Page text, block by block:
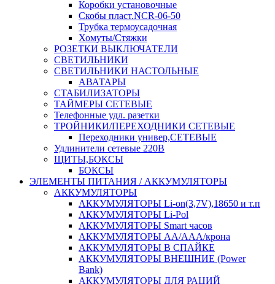
Коробки установочные
Скобы пласт.NCR-06-50
Трубка термоусадочная
Хомуты/Стяжки
РОЗЕТКИ ВЫКЛЮЧАТЕЛИ
СВЕТИЛЬНИКИ
СВЕТИЛЬНИКИ НАСТОЛЬНЫЕ
АВАТАРЫ
СТАБИЛИЗАТОРЫ
ТАЙМЕРЫ СЕТЕВЫЕ
Телефонные удл. разетки
ТРОЙНИКИ/ПЕРЕХОДНИКИ СЕТЕВЫЕ
Переходники универ,СЕТЕВЫЕ
Удлинители сетевые 220В
ЩИТЫ,БОКСЫ
БОКСЫ
ЭЛЕМЕНТЫ ПИТАНИЯ / АККУМУЛЯТОРЫ
АККУМУЛЯТОРЫ
АККУМУЛЯТОРЫ Li-on(3,7V),18650 и т.п
АККУМУЛЯТОРЫ Li-Pol
АККУМУЛЯТОРЫ Smart часов
АККУМУЛЯТОРЫ АА/ААА/крона
АККУМУЛЯТОРЫ В СПАЙКЕ
АККУМУЛЯТОРЫ ВНЕШНИЕ (Power
Bank)
АККУМУЛЯТОРЫ ДЛЯ РАЦИЙ